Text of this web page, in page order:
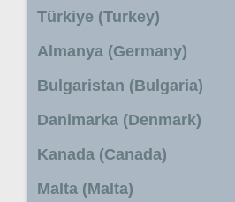
Türkiye (Turkey)
Almanya (Germany)
Bulgaristan (Bulgaria)
Danimarka (Denmark)
Kanada (Canada)
Malta (Malta)